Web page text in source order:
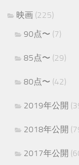
映画 (225)
90点〜 (7)
85点〜 (29)
80点〜 (42)
2019年公開
2018年公開
2017年公開